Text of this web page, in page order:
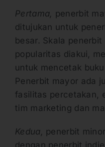
Pertama, penerbit
ditujukan untuk
besar. Skala
popularitas diakui,
untuk mencetak
Penerbit mayor ada
fasilitas percetakan,
tim marketing dan
Kedua, penerbit
dengan penerbit